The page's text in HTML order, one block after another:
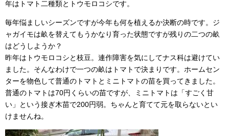
年はトマト二種類とトウモロコシです。
毎年悩ましいシーズンですが今年も何を植えるか決断の時です。ジ
ャガイモは畝を替えてもうかなり育った状態ですが残りの二つの畝
はどうしようか？
昨年はトウモロコシと枝豆。連作障害を気にしてナス科は避けてい
ました。そんなわけで一つの畝はトマトで決まりです。ホームセン
ターを物色して普通のトマトとミニトマトの苗を買ってきました。
普通のトマトは70円くらいの苗ですが、ミニトマトは「すごく甘
い」という接ぎ木苗で200円弱。ちゃんと育てて元を取らないとい
けませんね。